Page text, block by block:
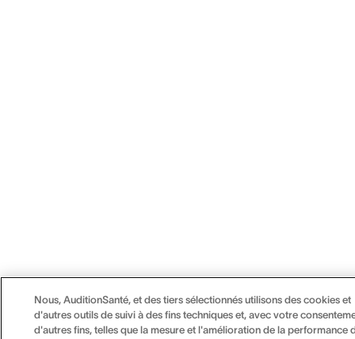
Nous, AuditionSanté, et des tiers sélectionnés utilisons des cookies et
d'autres outils de suivi à des fins techniques et, avec votre
d'autres fins, telles que la mesure et l'amélioration de la performance